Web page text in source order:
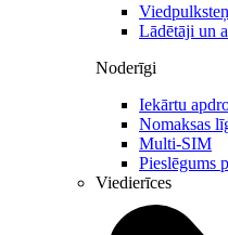
Lādētāji un
Noderīgi
Iekārtu
Nomaksas
Multi-SIM
Pieslēgums
Viedierīces